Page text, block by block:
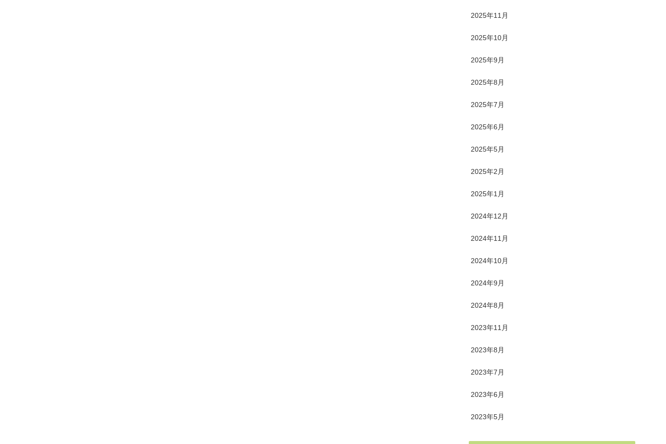
2025年11月
2025年10月
2025年9月
2025年8月
2025年7月
2025年6月
2025年5月
2025年2月
2025年1月
2024年12月
2024年11月
2024年10月
2024年9月
2024年8月
2023年11月
2023年8月
2023年7月
2023年6月
2023年5月